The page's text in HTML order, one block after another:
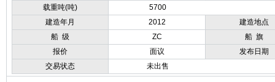
载重吨(吨)
5700
建造年月
2012
建造地点
船 级
ZC
船 旗
报价
面议
发布日期
交易状态
未出售